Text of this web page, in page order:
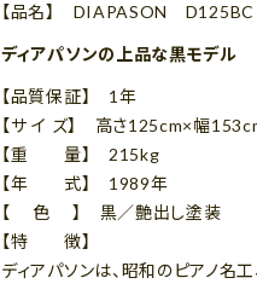
【品名】 DIAPASON D125BC
ディアパソンの上品な黒モデル
【品質保証】 1年
【サ イ ズ】 高さ125cm×幅
【重 量】 215kg
【年 式】 1989年
【 色 】 黒／艶出し塗装
【特 徴】
ディアパソンは、昭和のピアノ名